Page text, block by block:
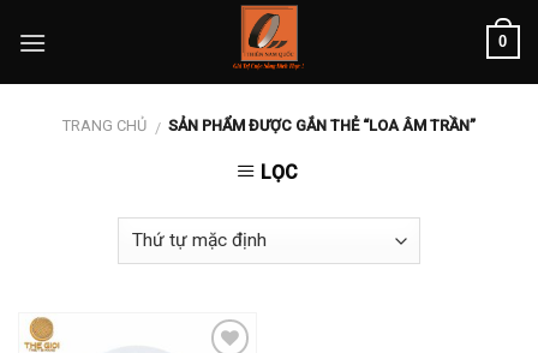
0
TRANG CHỦ / SẢN PHẨM ĐƯỢC GẮN THẺ “LOA ÂM TRẦN”
LỌC